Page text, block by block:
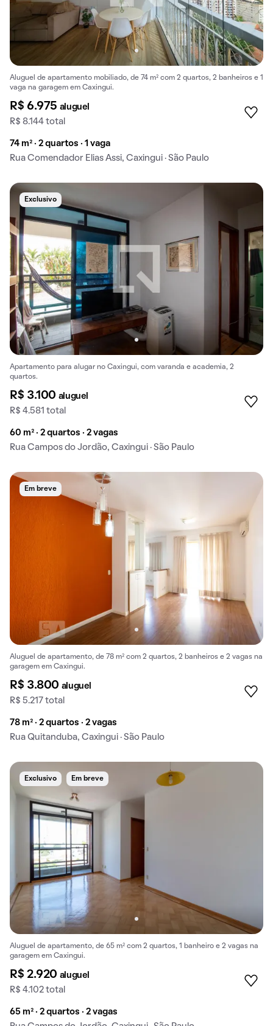
Aluguel de apartamento mobiliado, de 74 m² com 2 quartos, 2 banheiros e 1
vaga na garagem em Caxingui.
R$ 6.975 aluguel
R$ 8.144 total
74 m² · 2 quartos · 1 vaga
Rua Comendador Elias Assi, Caxingui · São Paulo
Exclusivo
Apartamento para alugar no Caxingui, com varanda e academia, 2
quartos.
R$ 3.100 aluguel
R$ 4.581 total
60 m² · 2 quartos · 2 vagas
Rua Campos do Jordão, Caxingui · São Paulo
Em breve
Aluguel de apartamento, de 78 m² com 2 quartos, 2 banheiros e 2 vagas na
garagem em Caxingui.
R$ 3.800 aluguel
R$ 5.217 total
78 m² · 2 quartos · 2 vagas
Rua Quitanduba, Caxingui · São Paulo
Exclusivo Em breve
Aluguel de apartamento, de 65 m² com 2 quartos, 1 banheiro e 2 vagas na
garagem em Caxingui.
R$ 2.920 aluguel
R$ 4.102 total
65 m² · 2 quartos · 2 vagas